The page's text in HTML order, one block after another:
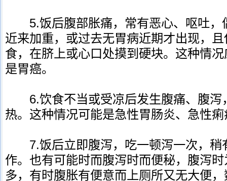
5.饭后腹部胀痛，常有恶心、呕吐，
近来加重，或过去无胃病近期才出现，
食，在脐上或心口处摸到硬块。这种情
是胃癌。
6.饮食不当或受凉后发生腹痛、腹泻
热。这种情况可能是急性胃肠炎、急性痢
7.饭后立即腹泻，吃一顿泻一次，稍
作。也有可能时而腹泻时而便秘，腹泻
多，有时腹胀有便意而上厕所又无大便